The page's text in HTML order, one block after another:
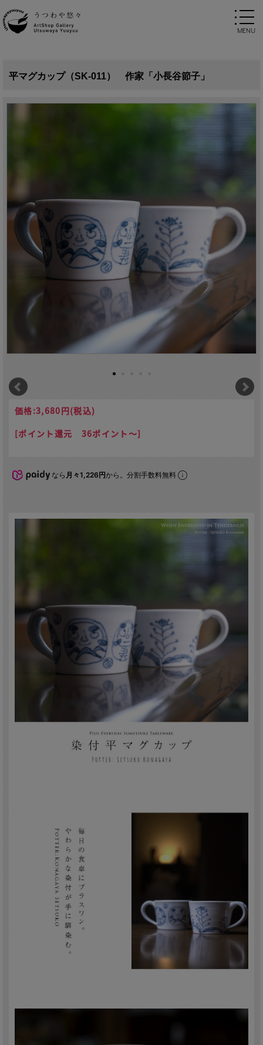
平マグカップ（SK-011） 作家「小長谷節子」
価格:3,680円(税込)
[ポイント還元 36ポイント～]
なら月々1,226円から。分割手数料無料